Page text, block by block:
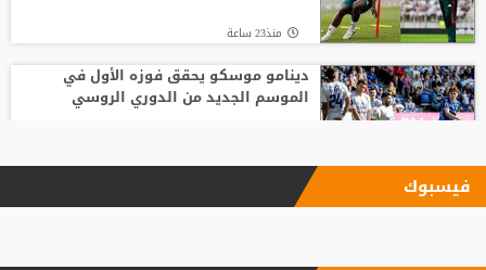
منذ23 ساعة
دينامو موسكو يحقق فوزه الأول في
الموسم الجديد من الدوري الروسي
روميلو لوكاكو يستعد لمنافسة محمد صلاح
فيسبوك